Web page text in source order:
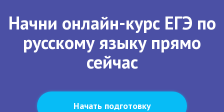
Начни онлайн-курс ЕГЭ по
русскому языку прямо
сейчас
Начать подготовку